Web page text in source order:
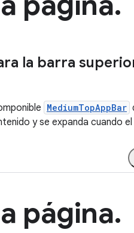
la barra
MediumTopAppBar
y se expanda cuando